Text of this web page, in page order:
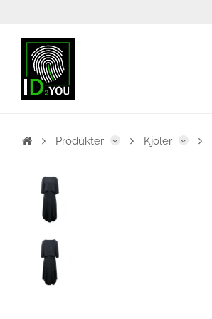
Produkter Kjoler